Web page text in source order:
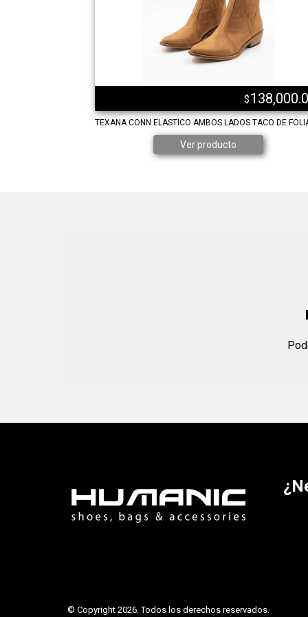
$
TEXANA CONN ELASTICO AMBOS LADOS TACO DE
Ver producto
© Copyright 2026. Todos los derechos reservados.